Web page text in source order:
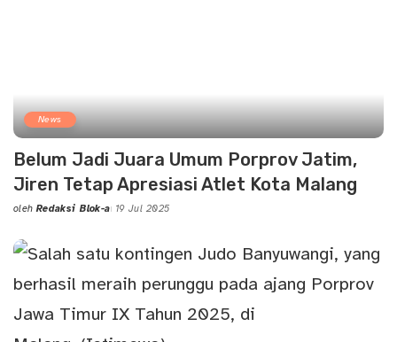
News
Belum Jadi Juara Umum Porprov Jatim,
Jiren Tetap Apresiasi Atlet Kota Malang
Posted
oleh Redaksi Blok-a 19 Jul 2025